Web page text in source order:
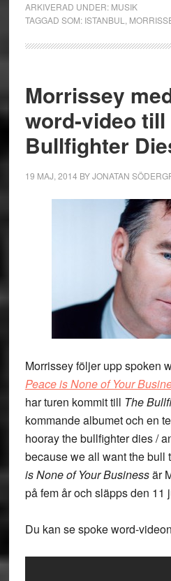
ARKIVERAD UNDER: MUSIK
TAGGAD SOM: ISTANBUL
Morrissey
word-video till
Bullfighter
19 MAJ, 2014 BYJONATAN
Morrissey följer upp spoken
Peace is None of Your
har turen kommit till The
kommande albumet och en
hooray the bullfighter dies /
because we all want the bull
is None of Your Businessär
på fem år och släpps den 11
Du kan se spoke word-